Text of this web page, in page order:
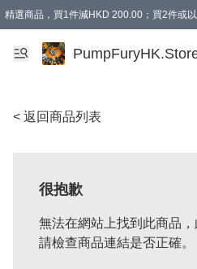
精選商品，買1件減HKD 200.00；買2件或
AAPE商品,會員專享9折或以上（按會員等
精選商品，任選買2件或以上減HKD 100.00
購物滿 HKD 800.00即享免運費優惠！（適
< 返回商品列表
很抱歉
無法在網站上找到此商品，
請檢查商品連結是否正確。